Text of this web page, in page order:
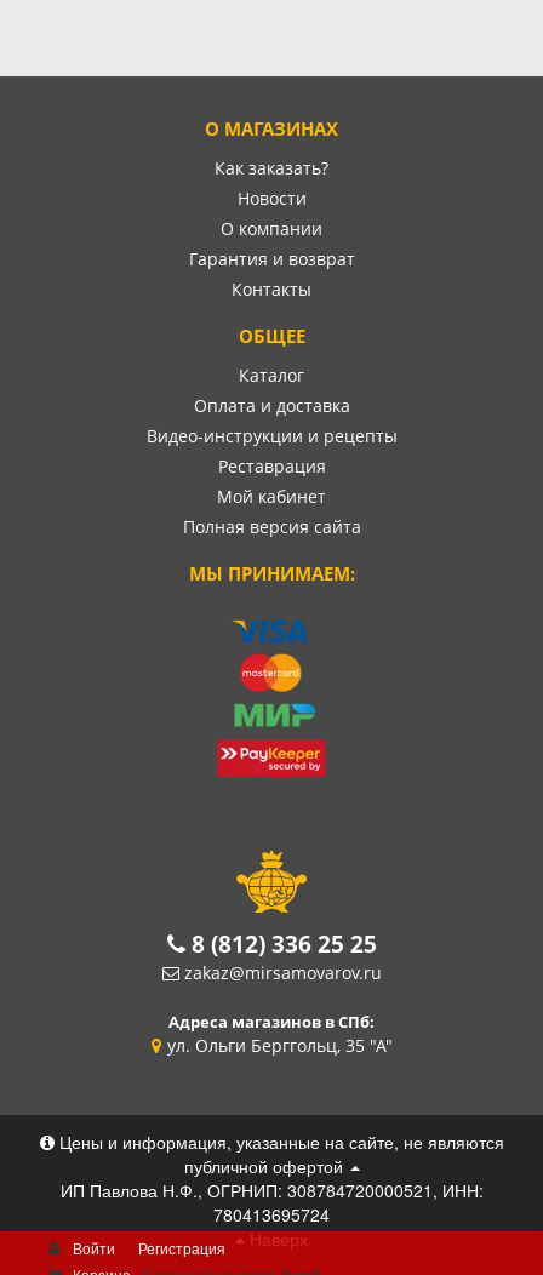
О МАГАЗИНАХ
Как заказать?
Новости
О компании
Гарантия и возврат
Контакты
ОБЩЕЕ
Каталог
Оплата и доставка
Видео-инструкции и рецепты
Реставрация
Мой кабинет
Полная версия сайта
МЫ ПРИНИМАЕМ:
8 (812) 336 25 25
zakaz@mirsamovarov.ru
Адреса магазинов в СПб:
ул. Ольги Берггольц, 35 "А"
Цены и информация, указанные на сайте, не являются
публичной офертой
ИП Павлова Н.Ф., ОГРНИП: 308784720000521, ИНН:
780413695724
Наверх
Войти
Регистрация